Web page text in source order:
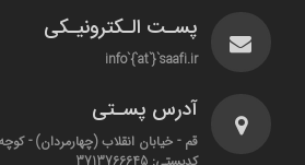
پسـت الـکترونیـکی
info`{`at`}`saafi.ir
آدرس پسـتی
کدپستی: 3713766645